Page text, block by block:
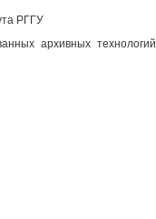
РГГУ
архивных технологий